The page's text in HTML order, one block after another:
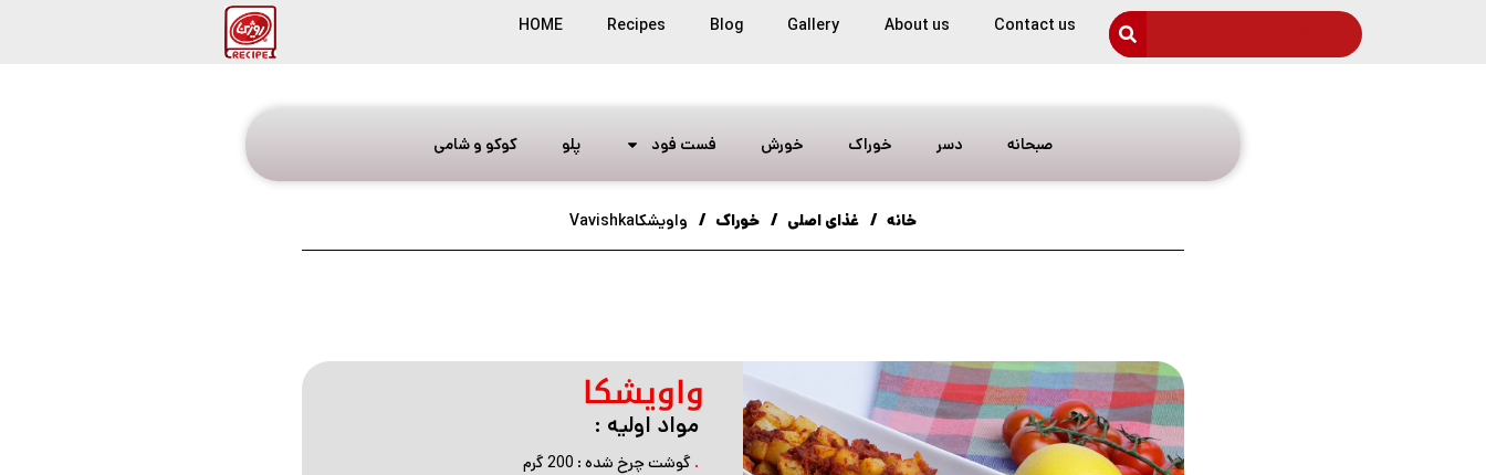
Contact us
About us
Gallery
Blog
Recipes
HOME
صبحانه دسر خوراک خورش فست فود پلو کوکو و شامی
خانه غذای اصلی خوراک واویشکاVavishka
واویشکا
مواد اولیه :
. گوشت چرخ شده : 200 گرم